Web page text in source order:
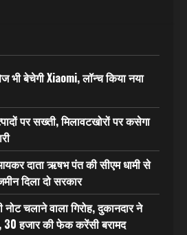
भी बेचेगी Xiaomi, लॉन्च किया नया
पर सख्ती, मिलावटखोरों पर कसेगा
दाता ऋषभ पंत की सीएम धामी से
दिला दो सरकार
चलाने वाला गिरोह, दुकानदार ने
हजार की फेक करेंसी बरामद